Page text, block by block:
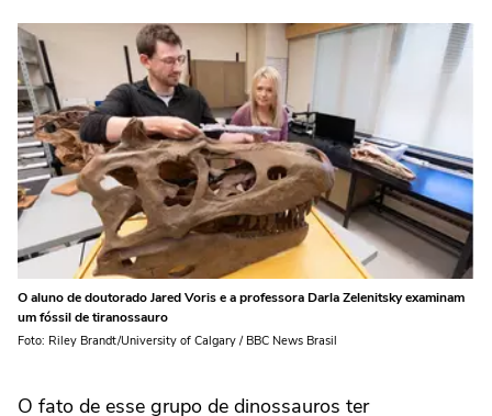
O aluno de doutorado Jared Voris e a professora Darla Zelenitsky examinam
um fóssil de tiranossauro
Foto: Riley Brandt/University of Calgary / BBC News Brasil
O fato de esse grupo de dinossauros ter